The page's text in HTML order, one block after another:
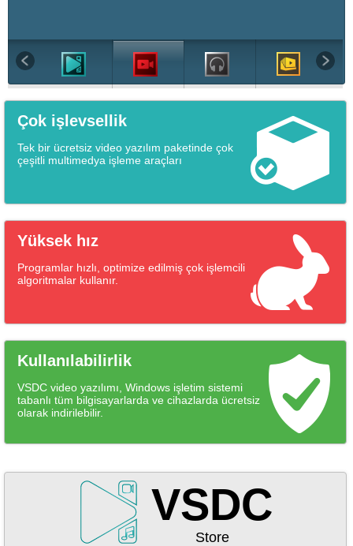
Çok işlevsellik
Tek bir ücretsiz video yazılım paketinde çok
çeşitli multimedya işleme araçları
Yüksek hız
Programlar hızlı, optimize edilmiş çok işlemcili
algoritmalar kullanır.
Kullanılabilirlik
VSDC video yazılımı, Windows işletim sistemi
tabanlı tüm bilgisayarlarda ve cihazlarda ücretsiz
olarak indirilebilir.
VSDC
Store